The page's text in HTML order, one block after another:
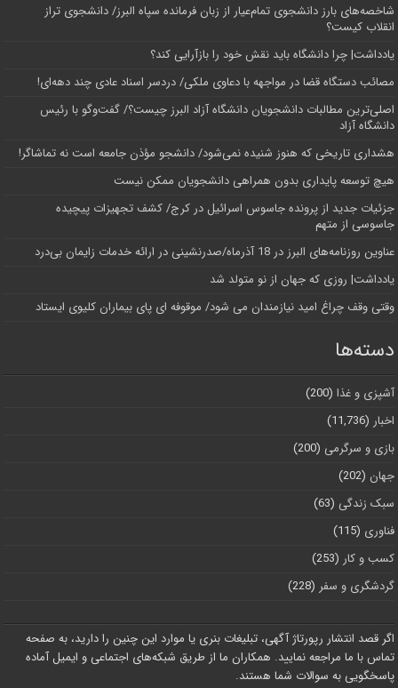
شاخصه‌های بارز دانشجوی تمام‌عیار از زبان فرمانده سپاه البرز/ دانشجوی تراز
انقلاب کیست؟
یادداشت| چرا دانشگاه باید نقش خود را بازآرایی کند؟
مصائب دستگاه قضا در مواجهه با دعاوی ملکی/ دردسر اسناد عادی چند‌ دهه‌ای!
اصلی‌ترین مطالبات دانشجویان دانشگاه آزاد البرز چیست؟/ گفت‌وگو با رئیس
دانشگاه آز‌اد
هشداری تاریخی که هنوز شنیده نمی‌شود/ دانشجو مؤذن جامعه است نه تماشاگر!
هیچ توسعه پایداری بدون همراهی دانشجویان ممکن نیست
جزئیات جدید از پرونده جاسوس اسرائیل در کرج/‌ کشف تجهیزات پیچیده
جاسوسی از متهم
عناوین روزنامه‌های البرز در ‌18 آذرماه/صدرنشینی در ارائه خدمات زایمان بی‌درد
یادداشت| روزی که جهان از نو متولد شد
وقتی وقف چراغ امید نیازمندان می شود/ موقوفه ای پای بیماران کلیوی ایستاد
دسته‌ها
آشپزی و غذا (200)
اخبار (11,736)
بازی و سرگرمی (200)
جهان (202)
سبک زندگی (63)
فناوری (115)
کسب و کار (253)
گردشگری و سفر (228)
اگر قصد انتشار رپورتاژ آگهی، تبلیغات بنری یا موارد این چنین را دارید، به صفحه
تماس با ما مراجعه نمایید. همکاران ما از طریق شبکه‌های اجتماعی و ایمیل آماده
پاسخگویی به سوالات شما هستند.